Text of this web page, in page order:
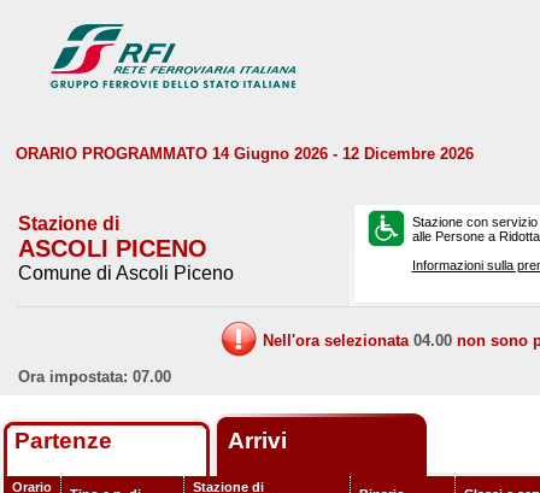
ORARIO PROGRAMMATO 14 Giugno 2026 - 12 Dicembre 2026
Stazione di
ASCOLI PICENO
Comune di Ascoli Piceno
Stazione con
alle Persone a
Informazioni sulla
Nell'ora selezionata 04.00 non sono
Ora impostata: 07.00
Partenze Arrivi
Orario
Stazione di